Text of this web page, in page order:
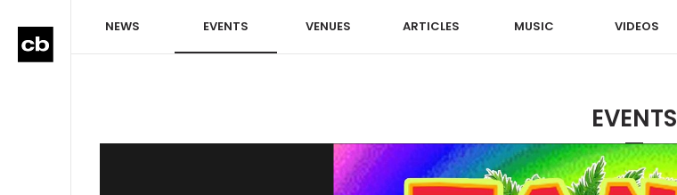
NEWS EVENTS VENUES ARTICLES MUSIC VIDEOS
EVENTS